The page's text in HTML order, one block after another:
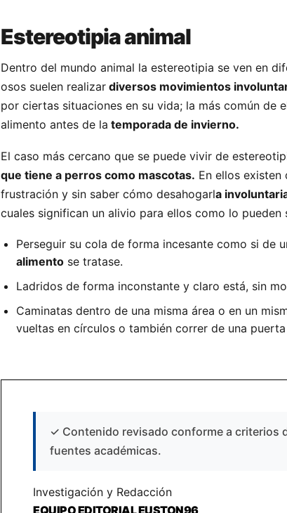
Estereotipia animal
Dentro del mundo animal la estereotipia se ven en
osos suelen realizar diversos movimientos
por ciertas situaciones en su vida; la más común de
alimento antes de la temporada de invierno.
El caso más cercano que se puede vivir de
que tiene a perros como mascotas. En ellos existen
frustración y sin saber cómo desahogarla
cuales significan un alivio para ellos como lo pueden
Perseguir su cola de forma incesante como si de
alimento se tratase.
Ladridos de forma inconstante y claro está, sin
Caminatas dentro de una misma área o en un
vueltas en círculos o también correr de una
✓ Contenido revisado conforme a criterios
fuentes académicas.
Investigación y Redacción
EQUIPO EDITORIAL EUSTON96